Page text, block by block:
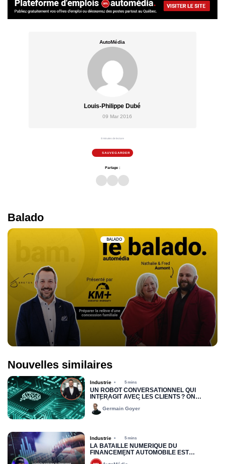
AutoMédia
Louis-Philippe Dubé
09 Mar 2016
8 minutes de lecture
SAUVEGARDER
Partage :
Balado
BALADO
Nouvelles similaires
Industrie 5 mins
UN ROBOT CONVERSATIONNEL QUI
INTERAGIT AVEC LES CLIENTS ? ON
PRÉFÈRE LES VÉRITABLES HUMAINS QUI
PARLENT AUX HUMAINS
Germain Goyer
Industrie 5 mins
LA BATAILLE NUMÉRIQUE DU
FINANCEMENT AUTOMOBILE EST
COMMENCÉE